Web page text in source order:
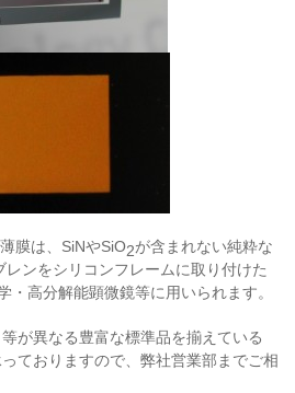
膜は、SiNやSiO2が含まれない純粋な
ンをシリコンフレームに取り付けた
・高分解能顕微鏡等に用いられます。
が異なる豊富な標準品を揃えている
ておりますので、弊社営業部までご相